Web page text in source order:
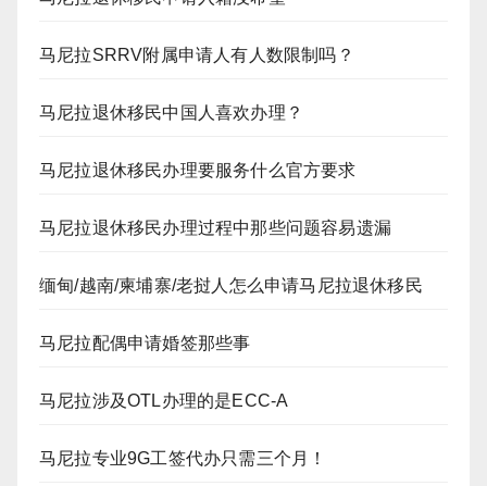
马尼拉SRRV附属申请人有人数限制吗？
马尼拉退休移民中国人喜欢办理？
马尼拉退休移民办理要服务什么官方要求
马尼拉退休移民办理过程中那些问题容易遗漏
缅甸/越南/柬埔寨/老挝人怎么申请马尼拉退休移民
马尼拉配偶申请婚签那些事
马尼拉涉及OTL办理的是ECC-A
马尼拉专业9G工签代办只需三个月！